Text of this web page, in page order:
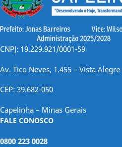
CNPJ: 19.229.921/0001-59
Av. Tico Neves, 1.455 – Vista Alegre
CEP: 39.682-050
Capelinha – Minas Gerais
FALE CONOSCO
0800 223 0028